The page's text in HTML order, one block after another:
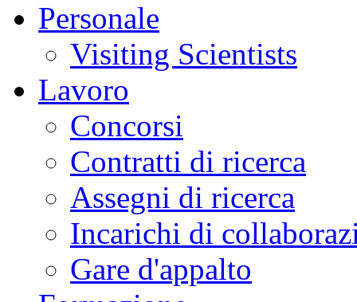
Personale
Visiting Scientists
Lavoro
Concorsi
Contratti di ricerca
Assegni di ricerca
Incarichi di
Gare d'appalto